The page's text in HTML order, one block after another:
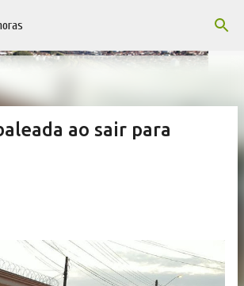
para o conteúdo principal
ao sair para